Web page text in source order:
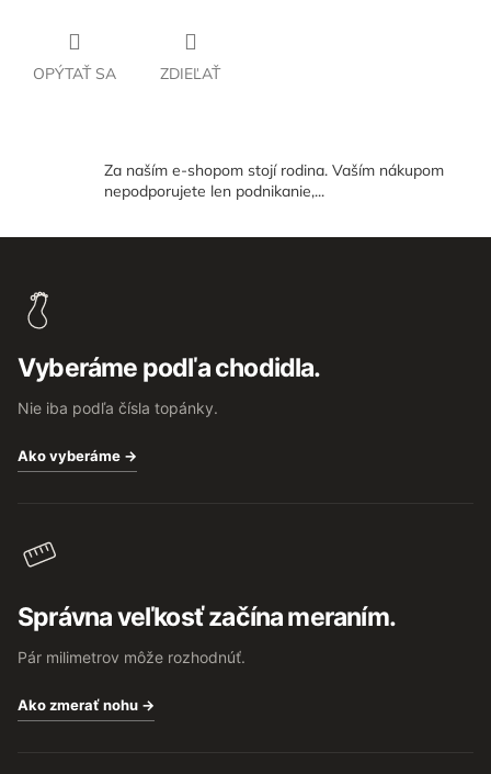
OPÝTAŤ SA ZDIEĽAŤ
Za naším e-shopom stojí rodina. Vaším nákupom
nepodporujete len podnikanie,...
Vyberáme podľa chodidla.
Nie iba podľa čísla topánky.
Ako vyberáme →
Správna veľkosť začína meraním.
Pár milimetrov môže rozhodnúť.
Ako zmerať nohu →